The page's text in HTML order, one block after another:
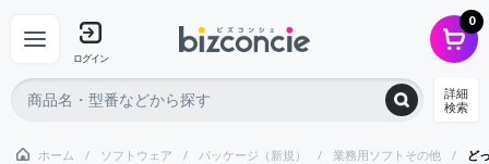
ログイン
0
詳細
検索
ホーム ソフトウェア パッケージ（新規） 業務用ソフトその他 ど